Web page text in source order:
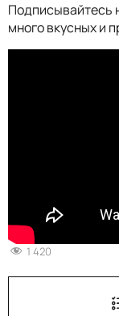
Подписывайтесь
много вкусных и
1 420